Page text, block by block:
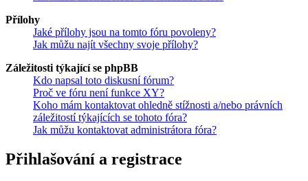
Přílohy
Jaké přílohy jsou na tomto fóru povoleny?
Jak můžu najít všechny svoje přílohy?
Záležitosti týkající se phpBB
Kdo napsal toto diskusní fórum?
Proč ve fóru není funkce XY?
Koho mám kontaktovat ohledně stížnosti a/nebo právních
záležitostí týkajících se tohoto fóra?
Jak můžu kontaktovat administrátora fóra?
Přihlašování a registrace